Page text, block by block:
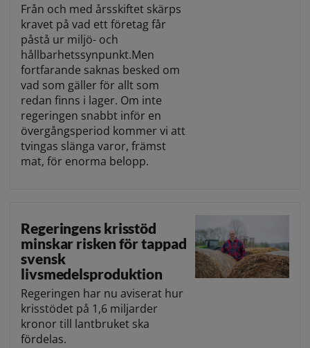
Från och med årsskiftet skärps
kravet på vad ett företag får
påstå ur miljö- och
hållbarhetssynpunkt.Men
fortfarande saknas besked om
vad som gäller för allt som
redan finns i lager. Om inte
regeringen snabbt inför en
övergångsperiod kommer vi att
tvingas slänga varor, främst
mat, för enorma belopp.
Regeringens krisstöd
minskar risken för tappad
svensk
livsmedelsproduktion
Regeringen har nu aviserat hur
krisstödet på 1,6 miljarder
kronor till lantbruket ska
fördelas.